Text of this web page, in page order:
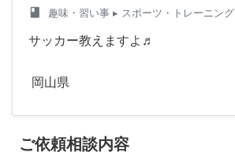
class 趣味・習い事 ▸ スポーツ・トレーニング
サッカー教えますよ♬
岡山県
ご依頼相談内容